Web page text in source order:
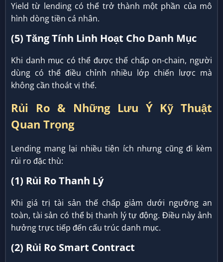
Yield từ lending có thể trở thành một phần của mô
hình dòng tiền cá nhân.
(5) Tăng Tính Linh Hoạt Cho Danh Mục
Khi danh mục có thể được thế chấp on-chain, người
dùng có thể điều chỉnh nhiều lớp chiến lược mà
không cần thoát vị thế.
Rủi Ro & Những Lưu Ý Kỹ Thuật
Quan Trọng
Lending mang lại nhiều tiện ích nhưng cũng đi kèm
rủi ro đặc thù:
(1) Rủi Ro Thanh Lý
Khi giá trị tài sản thế chấp giảm dưới ngưỡng an
toàn, tài sản có thể bị thanh lý tự động. Điều này ảnh
hưởng trực tiếp đến cấu trúc danh mục.
(2) Rủi Ro Smart Contract